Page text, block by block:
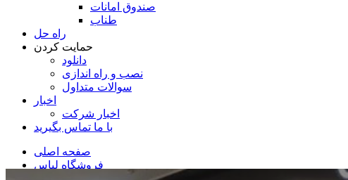
صندوق امانات
طناب
راه حل
حمایت کردن
دانلود
نصب و راه اندازی
سوالات متداول
اخبار
اخبار شرکت
با ما تماس بگیرید
صفحه اصلی
فروشگاه لباس